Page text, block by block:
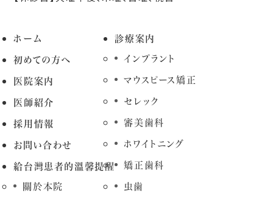
ホーム
初めての方へ
医院案内
医師紹介
採用情報
お問い合わせ
給台灣患者的溫馨提醒
關於本院
診療案内
インプラント
マウスピース矯正
セレック
審美歯科
ホワイトニング
矯正歯科
虫歯